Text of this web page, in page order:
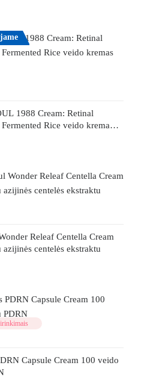
1988 Cream: Retinal
Rice veido kremas
Releaf Centella Cream
azijinės centelės ekstraktu
Capsule Cream 100 veido